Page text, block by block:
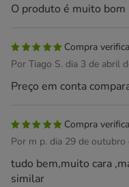
O produto é muito bom
Compra
Por Tiago S. dia 3 de abril
Preço em conta
Compra
Por m p. dia 29 de outubro
tudo bem,muito cara
similar